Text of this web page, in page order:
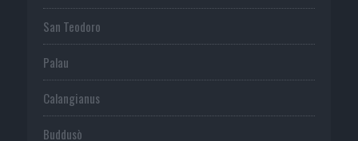
San Teodoro
Palau
Calangianus
Buddusò